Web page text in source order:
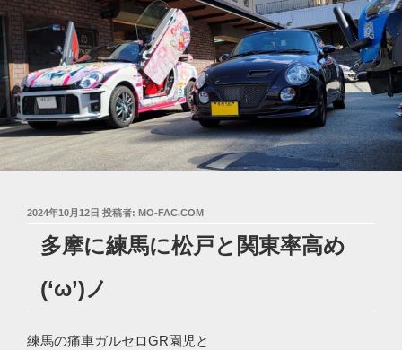
投
2024年10月12日 投稿者: MO-FAC.COM
多摩に練馬に松戸と関東率高め
(‘ω’)ノ
練馬の痛車ガルセロGR園児と